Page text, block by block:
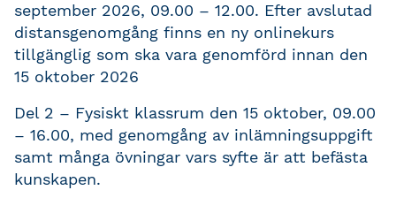
september 2026, 09.00 – 12.00. Efter avslutad
distansgenomgång finns en ny onlinekurs
tillgänglig som ska vara genomförd innan den
15 oktober 2026
Del 2 – Fysiskt klassrum den 15 oktober, 09.00
– 16.00, med genomgång av inlämningsuppgift
samt många övningar vars syfte är att befästa
kunskapen.